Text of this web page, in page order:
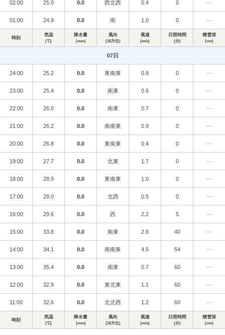
02:00 25.0 0.0 西北西 0.4 0 ---
01:00 24.9 0.0 南 1.0 0 ---
時刻
気温
(℃)
降水量
(mm)
風向
(16方位)
風速
(m/s)
日照時間
(分)
積雪深
(cm)
07日
24:00 25.2 0.0 東南東 0.8 0 ---
23:00 25.4 0.0 南東 0.6 0 ---
22:00 26.0 0.0 南東 0.7 0 ---
21:00 26.2 0.0 南南東 0.9 0 ---
20:00 26.8 0.0 東南東 0.4 0 ---
19:00 27.7 0.0 北東 1.7 0 ---
18:00 28.9 0.0 東南東 1.0 0 ---
17:00 28.0 0.0 北西 0.5 0 ---
16:00 29.6 0.0 西 2.2 5 ---
15:00 33.8 0.0 南東 2.8 40 ---
14:00 34.1 0.0 南南東 4.5 54 ---
13:00 35.4 0.0 南東 0.7 60 ---
12:00 32.9 0.0 東北東 1.1 60 ---
11:00 32.6 0.0 北北西 1.2 60 ---
時刻
気温
(℃)
降水量
(mm)
風向
(16方位)
風速
(m/s)
日照時間
(分)
積雪深
(cm)